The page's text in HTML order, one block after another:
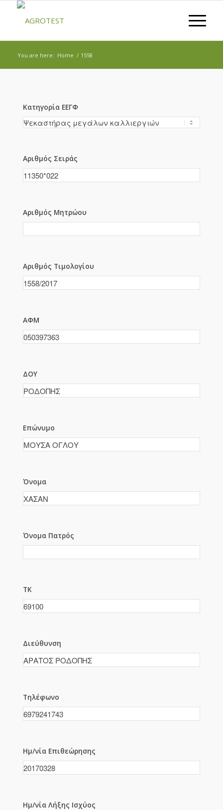
You are here: Home / 1558
Κατηγορία ΕΕΓΦ
Αριθμός Σειράς
Αριθμός Μητρώου
Αριθμός Τιμολογίου
ΑΦΜ
ΔΟΥ
Επώνυμο
Όνομα
Όνομα Πατρός
ΤΚ
Διεύθυνση
Τηλέφωνο
Ημ/νία Επιθεώρησης
Ημ/νία Λήξης Ισχύος